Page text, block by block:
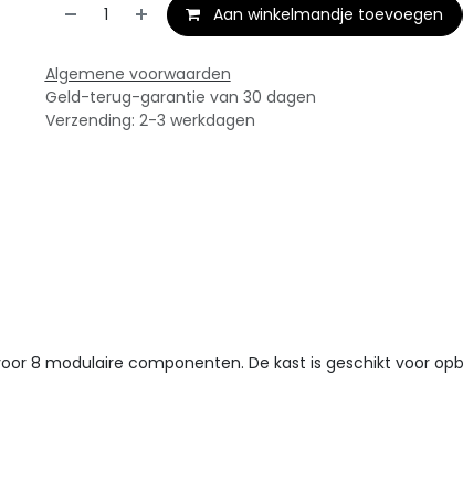
Aan winkelmandje toevoegen
Algemene voorwaarden
Geld-terug-garantie van 30 dagen
Verzending: 2-3 werkdagen
8 modulaire componenten. De kast is geschikt voor